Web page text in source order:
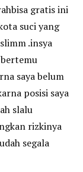
gratis ini
suci yang
.insya
saya belum
posisi saya
slalu
rizkinya
segala